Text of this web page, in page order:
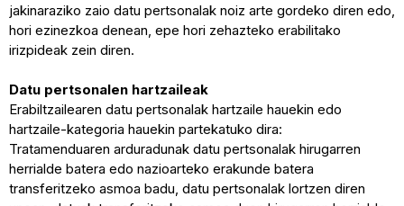
jakinaraziko zaio datu pertsonalak noiz arte gordeko diren edo,
hori ezinezkoa denean, epe hori zehazteko erabilitako
irizpideak zein diren.
Datu pertsonalen hartzaileak
Erabiltzailearen datu pertsonalak hartzaile hauekin edo
hartzaile-kategoria hauekin partekatuko dira:
Tratamenduaren arduradunak datu pertsonalak hirugarren
herrialde batera edo nazioarteko erakunde batera
transferitzeko asmoa badu, datu pertsonalak lortzen diren